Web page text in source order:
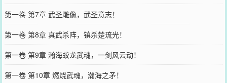
第一卷 第7章 武圣雕像，武圣意志！
第一卷 第8章 真武杀阵，镇杀楚琉光！
第一卷 第9章 瀚海蛟龙武魂，一剑风云动！
第一卷 第10章 燃烧武魂，瀚海之矛！